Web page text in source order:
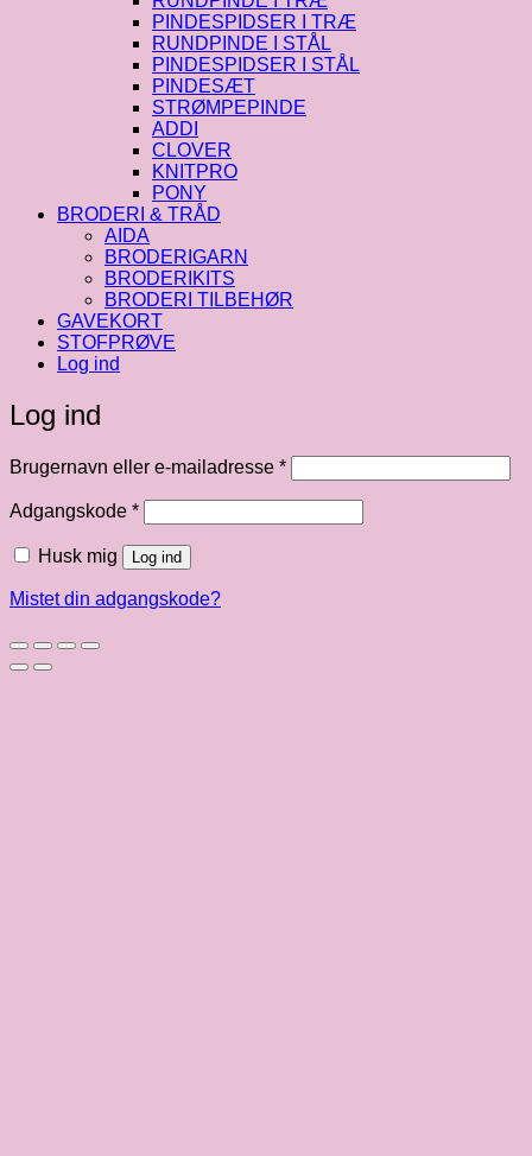
PINDESPIDSER I TRÆ
RUNDPINDE I STÅL
PINDESPIDSER I STÅL
PINDESÆT
STRØMPEPINDE
ADDI
CLOVER
KNITPRO
PONY
BRODERI & TRÅD
AIDA
BRODERIGARN
BRODERIKITS
BRODERI TILBEHØR
GAVEKORT
STOFPRØVE
Log ind
Log ind
Brugernavn eller e-mailadresse *Påkrævet
Adgangskode *Påkrævet
Husk mig Log ind
Mistet din adgangskode?